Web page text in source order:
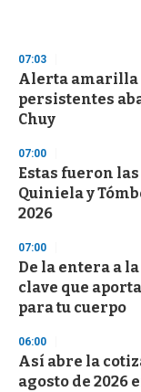
d
s
o
f
3
s
e
c
o
n
s
07:03
Alerta amarilla
persistentes
Chuy
07:00
Estas fueron
Quiniela y
2026
07:00
De la entera a
clave que
para tu cuerpo
06:00
Así abre la
agosto de 2026